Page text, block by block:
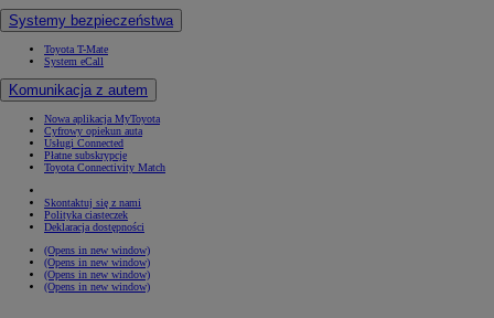
Systemy bezpieczeństwa
Toyota T-Mate
System eCall
Komunikacja z autem
Nowa aplikacja MyToyota
Cyfrowy opiekun auta
Usługi Connected
Płatne subskrypcje
Toyota Connectivity Match
Skontaktuj się z nami
Polityka ciasteczek
Deklaracja dostępności
(Opens in new window)
(Opens in new window)
(Opens in new window)
(Opens in new window)